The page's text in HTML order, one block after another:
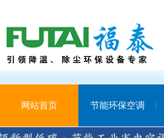
网站首页 节能环保空调